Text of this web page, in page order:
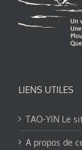
LIENS UTILES
TAO-YIN Le
A propos de